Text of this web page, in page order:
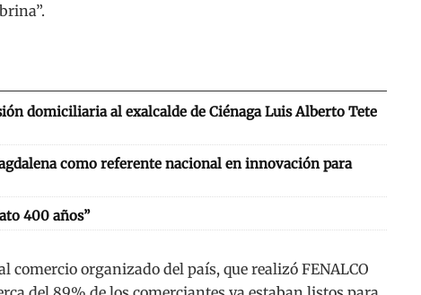
domiciliaria al exalcalde de Ciénaga Luis Alberto Tete
como referente nacional en innovación para
400 años”
comercio organizado del país, que realizó FENALCO